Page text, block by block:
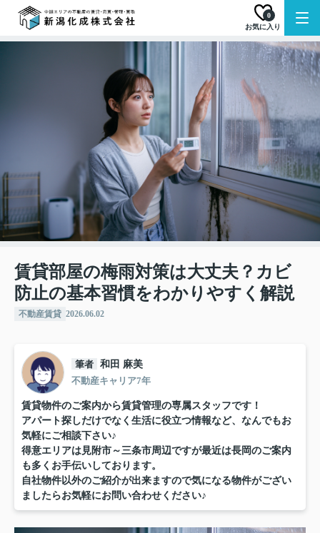
お気に入り
0
賃貸部屋の梅雨対策は大丈夫？カビ
防止の基本習慣をわかりやすく解説
不動産賃貸 2026.06.02
筆者 和田 麻美
不動産キャリア7年
賃貸物件のご案内から賃貸管理の専属スタッフです！
アパート探しだけでなく生活に役立つ情報など、なんでもお
気軽にご相談下さい♪
得意エリアは見附市～三条市周辺ですが最近は長岡のご案内
も多くお手伝いしております。
自社物件以外のご紹介が出来ますので気になる物件がござい
ましたらお気軽にお問い合わせください♪